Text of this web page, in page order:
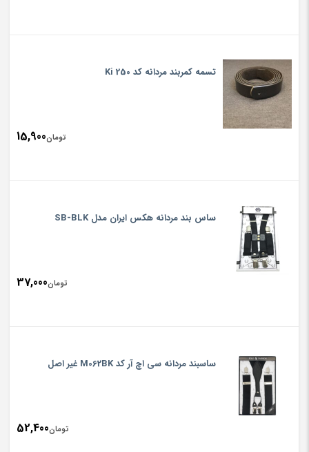
تسمه کمربند مردانه کد Ki 250
تومان15,900
ساس بند مردانه هکس ایران مدل SB-BLK
تومان37,000
ساسبند مردانه سی اچ آر کد M062BK غیر اصل
تومان52,400